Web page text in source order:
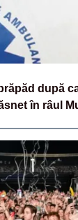
după
în râul